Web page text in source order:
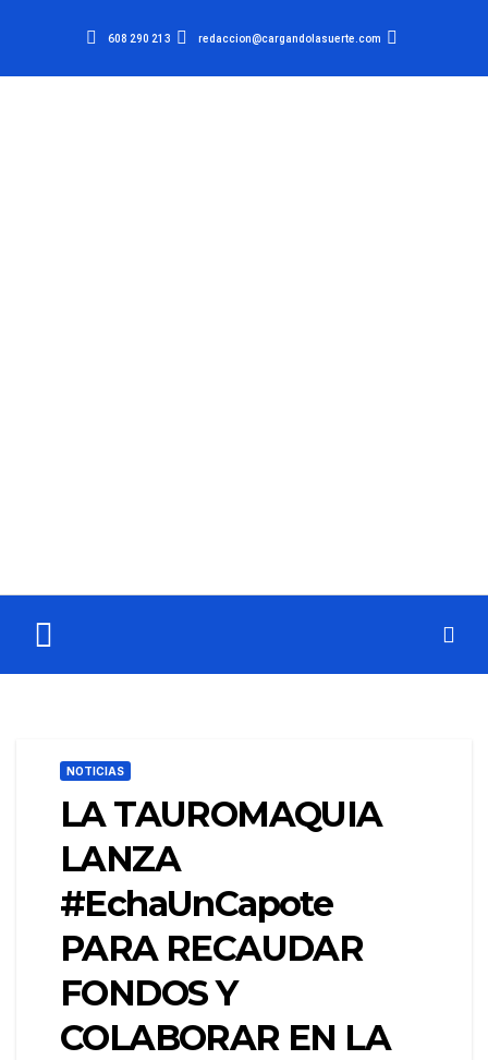
608 290 213 redaccion@cargandolasuerte.com
NOTICIAS
LA TAUROMAQUIA
LANZA
#EchaUnCapote
PARA RECAUDAR
FONDOS Y
COLABORAR EN LA